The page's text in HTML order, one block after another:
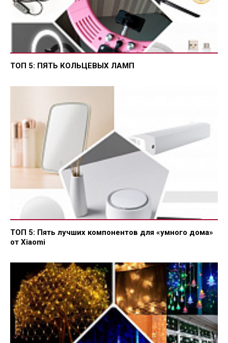
ТОП 5: ПЯТЬ КОЛЬЦЕВЫХ ЛАМП
ТОП 5: Пять лучших компонентов для «умного дома»
от Xiaomi